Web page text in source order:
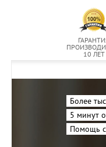
10 ЛЕТ
Более
5 минут
Помощь